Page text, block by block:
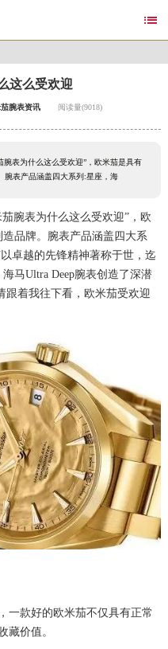

这么受欢迎
腕表资讯 阅读量(9018)
腕表为什么这么受欢迎”，欧米茄是具有
腕表产品涵盖四大系列:星座，海
腕表为什么这么受欢迎”，欧
品牌。腕表产品涵盖四大系
卓越的先锋精神著称于世，迄
马Ultra Deep腕表创造了深潜
跟着我往下看，欧米茄受欢迎
款好的欧米茄不仅具有正常
藏价值。